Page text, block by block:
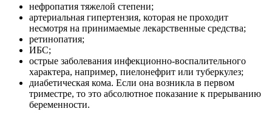
нефропатия тяжелой степени;
артериальная гипертензия, которая не проходит
несмотря на принимаемые лекарственные средства;
ретинопатия;
ИБС;
острые заболевания инфекционно-воспалительного
характера, например, пиелонефрит или туберкулез;
диабетическая кома. Если она возникла в первом
триместре, то это абсолютное показание к прерыванию
беременности.